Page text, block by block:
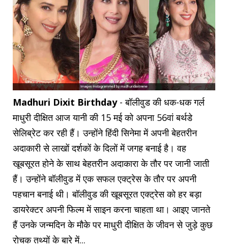
Madhuri Dixit Birthday- बॉलीवुड की धक-धक गर्ल
माधुरी दीक्षित आज यानी की 15 मई को अपना 56वां बर्थडे
सेलिब्रेट कर रही हैं। उन्होंने हिंदी सिनेमा में अपनी बेहतरीन
अदाकारी से लाखों दर्शकों के दिलों में जगह बनाई है। वह
खूबसूरत होने के साथ बेहतरीन अदाकारा के तौर पर जानी जाती
हैं। उन्होंने बॉलीवुड में एक सफल एक्ट्रेस के तौर पर अपनी
पहचान बनाई थी। बॉलीवुड की खूबसूरत एक्ट्रेस को हर बड़ा
डायरेक्टर अपनी फिल्म में साइन करना चाहता था। आइए जानते
हैं उनके जन्मदिन के मौके पर माधुरी दीक्षित के जीवन से जुड़े कुछ
रोचक तथ्यों के बारे में...